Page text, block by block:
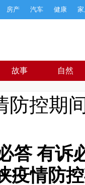
房产 汽车 健康
故事 自然
防控期
答 有诉
疫情防